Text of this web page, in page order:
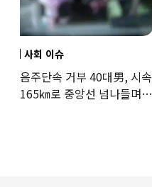
사회 이슈
음주단속 거부 40대男, 시속
165㎞로 중앙선 넘나들며